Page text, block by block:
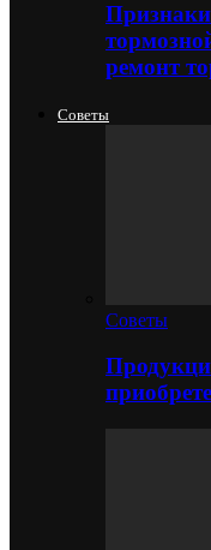
ремонт
Советы
Советы